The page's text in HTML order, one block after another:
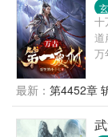
十
万
得
最新： 第4452章